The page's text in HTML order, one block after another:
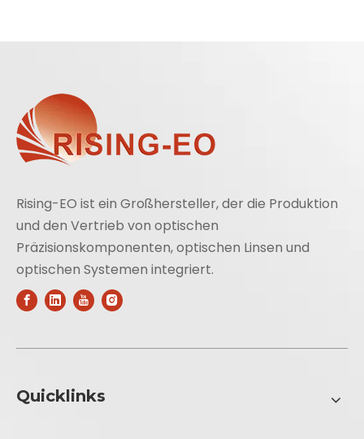
Rising-EO ist ein Großhersteller, der die Produktion
und den Vertrieb von optischen
Präzisionskomponenten, optischen Linsen und
optischen Systemen integriert.
Quicklinks